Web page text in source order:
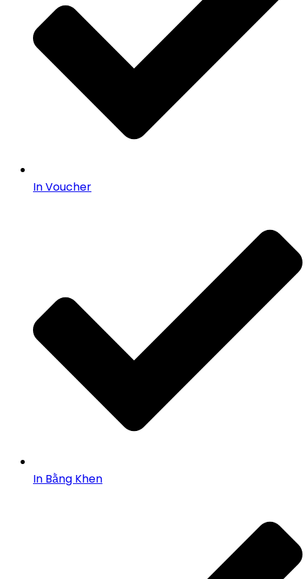
In Voucher
In Bằng Khen